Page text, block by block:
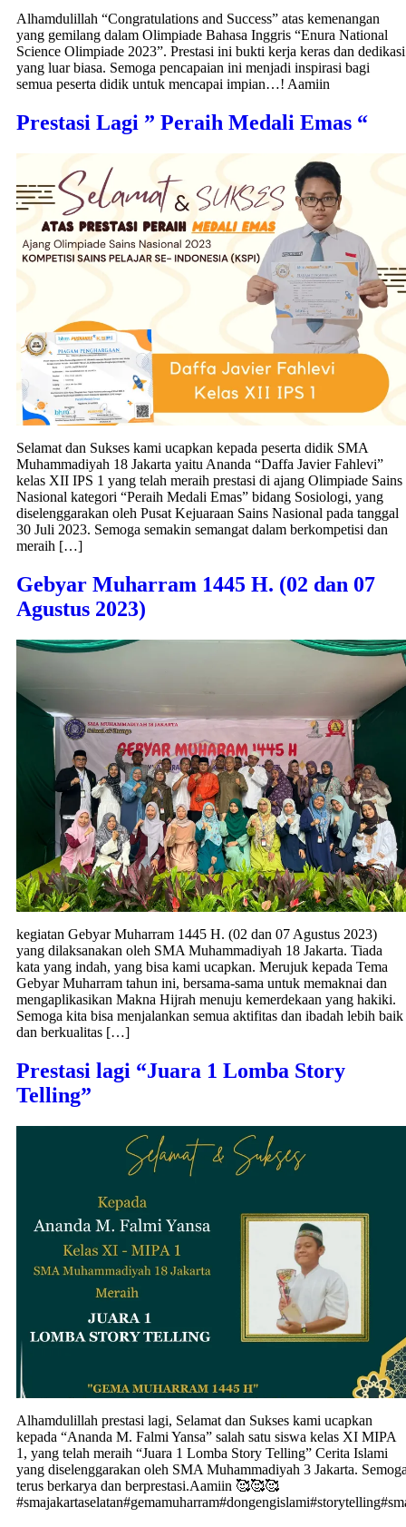
Alhamdulillah “Congratulations and Success” atas kemenangan
yang gemilang dalam Olimpiade Bahasa Inggris “Enura National
Science Olimpiade 2023”. Prestasi ini bukti kerja keras dan dedikasi
yang luar biasa. Semoga pencapaian ini menjadi inspirasi bagi
semua peserta didik untuk mencapai impian…! Aamiin
Prestasi Lagi ” Peraih Medali Emas “
Selamat dan Sukses kami ucapkan kepada peserta didik SMA
Muhammadiyah 18 Jakarta yaitu Ananda “Daffa Javier Fahlevi”
kelas XII IPS 1 yang telah meraih prestasi di ajang Olimpiade Sains
Nasional kategori “Peraih Medali Emas” bidang Sosiologi, yang
diselenggarakan oleh Pusat Kejuaraan Sains Nasional pada tanggal
30 Juli 2023. Semoga semakin semangat dalam berkompetisi dan
meraih […]
Gebyar Muharram 1445 H. (02 dan 07
Agustus 2023)
kegiatan Gebyar Muharram 1445 H. (02 dan 07 Agustus 2023)
yang dilaksanakan oleh SMA Muhammadiyah 18 Jakarta. Tiada
kata yang indah, yang bisa kami ucapkan. Merujuk kepada Tema
Gebyar Muharram tahun ini, bersama-sama untuk memaknai dan
mengaplikasikan Makna Hijrah menuju kemerdekaan yang hakiki.
Semoga kita bisa menjalankan semua aktifitas dan ibadah lebih baik
dan berkualitas […]
Prestasi lagi “Juara 1 Lomba Story
Telling”
Alhamdulillah prestasi lagi, Selamat dan Sukses kami ucapkan
kepada “Ananda M. Falmi Yansa” salah satu siswa kelas XI MIPA
1, yang telah meraih “Juara 1 Lomba Story Telling” Cerita Islami
yang diselenggarakan oleh SMA Muhammadiyah 3 Jakarta.
terus berkarya dan berprestasi.Aamiin 🥰🥰🥰